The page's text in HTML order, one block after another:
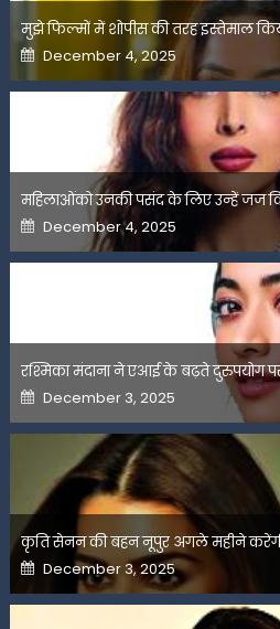
मुझे फिल्मों में शोपीस की तरह इस्तेमाल
Posted
on
December 4, 2025
महिलाओंको उनकी पसंद के लिए उन्हें जज
Posted
on
December 4, 2025
रश्मिका मंदाना ने एआई के बढ़ते दुरुपयोग
Posted
on
December 3, 2025
कृति सेनन की बहन नूपुर अगले महीने
Posted
on
December 3, 2025